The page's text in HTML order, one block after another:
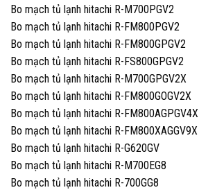
Bo mạch tủ lạnh hitachi R-M700PGV2
Bo mạch tủ lạnh hitachi R-FM800PGV2
Bo mạch tủ lạnh hitachi R-FM800GPGV2
Bo mạch tủ lạnh hitachi R-FS800GPGV2
Bo mạch tủ lạnh hitachi R-M700GPGV2X
Bo mạch tủ lạnh hitachi R-FM800GOGV2X
Bo mạch tủ lạnh hitachi R-FM800AGPGV4X
Bo mạch tủ lạnh hitachi R-FM800XAGGV9X
Bo mạch tủ lạnh hitachi R-G620GV
Bo mạch tủ lạnh hitachi R-M700EG8
Bo mạch tủ lạnh hitachi R-700GG8